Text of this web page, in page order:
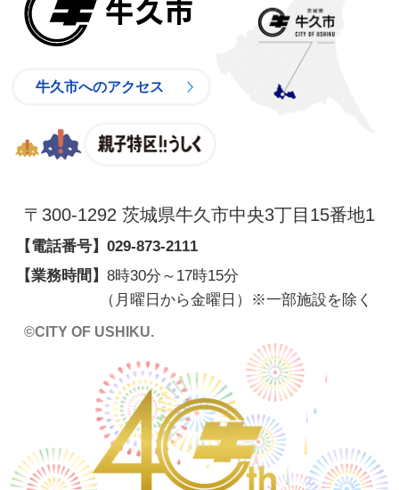
牛久市へのアクセス
〒300-1292 茨城県牛久市中央3丁目15番地1
【電話番号】 029-873-2111
【業務時間】 8時30分～17時15分
（月曜日から金曜日）※一部施設を除く
©CITY OF USHIKU.